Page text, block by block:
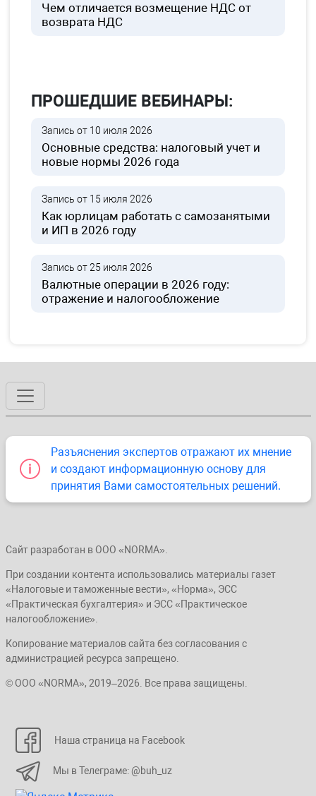
Чем отличается возмещение НДС от
возврата НДС
ПРОШЕДШИЕ ВЕБИНАРЫ:
Запись от 10 июля 2026
Основные средства: налоговый учет и
новые нормы 2026 года
Запись от 15 июля 2026
Как юрлицам работать с самозанятыми
и ИП в 2026 году
Запись от 25 июля 2026
Валютные операции в 2026 году:
отражение и налогообложение
Разъяснения экспертов отражают их мнение
и создают информационную основу для
принятия Вами самостоятельных решений.
Сайт разработан в ООО «NORMA».
При создании контента использовались материалы газет
«Налоговые и таможенные вести», «Норма», ЭСС
«Практическая бухгалтерия» и ЭСС «Практическое
налогообложение».
Копирование материалов сайта без согласования с
администрацией ресурса запрещено.
© ООО «NORMA», 2019–2026. Все права защищены.
Наша страница на Facebook
Мы в Телеграме: @buh_uz